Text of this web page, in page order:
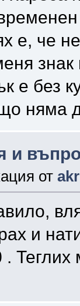
е, че
е без
няма
и
от
и
.